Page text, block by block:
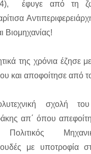
έφυγε από τη
Βιομηχανίας!
της χρόνια έζησε
και αποφοίτησε από
σχολή του
απ΄ όπου
Πολιτικός
με υποτροφία